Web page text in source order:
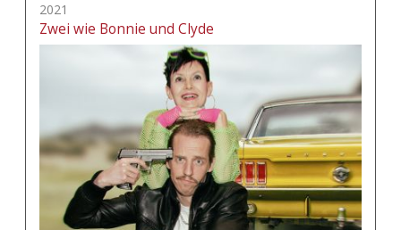
2021
Zwei wie Bonnie und Clyde